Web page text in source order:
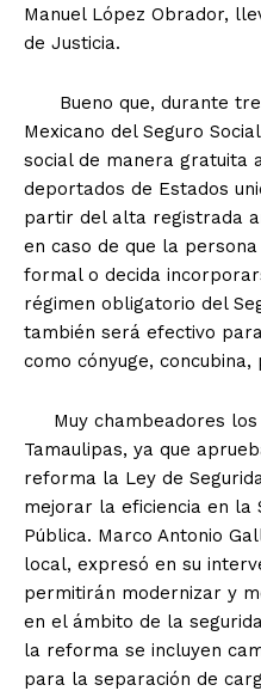
Manuel López Obrador,
de Justicia.
Bueno que, durante
Mexicano del Seguro
social de manera gratuita
deportados de Estados
partir del alta registrada
en caso de que la
formal o decida
régimen obligatorio del
también será efectivo
como cónyuge, concubina,
Muy chambeadores los
Tamaulipas, ya que
reforma la Ley de
mejorar la eficiencia en la
Pública. Marco Antonio
local, expresó en su
permitirán modernizar y
en el ámbito de la
la reforma se incluyen
para la separación de